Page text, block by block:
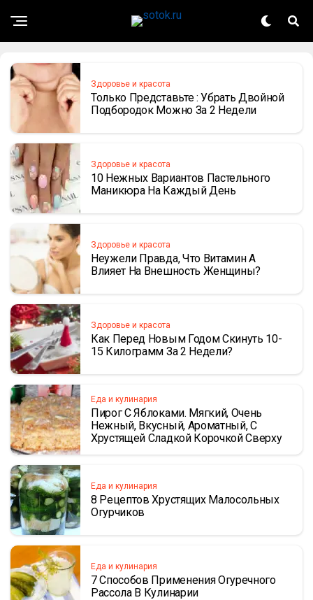
Здоровье и красота
Только Представьте : Убрать Двойной
Подбородок Можно За 2 Недели
Здоровье и красота
10 Нежных Вариантов Пастельного
Маникюра На Каждый День
Здоровье и красота
Неужели Правда, Что Витамин А
Влияет На Внешность Женщины?
Здоровье и красота
Как Перед Новым Годом Скинуть 10-
15 Килограмм За 2 Недели?
Еда и кулинария
Пирог С Яблоками. Мягкий, Очень
Нежный, Вкусный, Ароматный, С
Хрустящей Сладкой Корочкой Сверху
Еда и кулинария
8 Рецептов Хрустящих Малосольных
Огурчиков
Еда и кулинария
7 Способов Применения Огуречного
Рассола В Кулинарии